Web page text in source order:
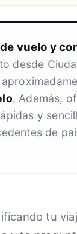
vuelo y
desde
. Además,
y
de
tu